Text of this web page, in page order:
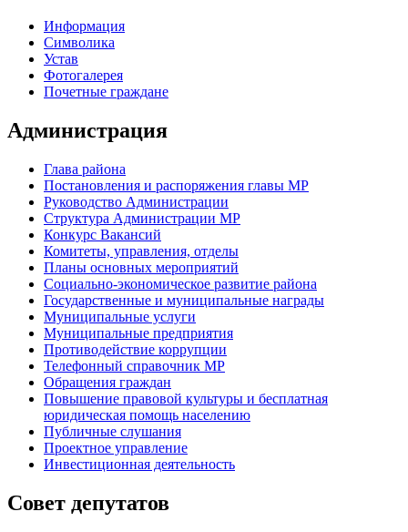
Информация
Символика
Устав
Фотогалерея
Почетные граждане
Администрация
Глава района
Постановления и распоряжения главы МР
Руководство Администрации
Структура Администрации МР
Конкурс Вакансий
Комитеты, управления, отделы
Планы основных мероприятий
Социально-экономическое развитие района
Государственные и муниципальные награды
Муниципальные услуги
Муниципальные предприятия
Противодействие коррупции
Телефонный справочник МР
Обращения граждан
Повышение правовой культуры и бесплатная
юридическая помощь населению
Публичные слушания
Проектное управление
Инвестиционная деятельность
Совет депутатов